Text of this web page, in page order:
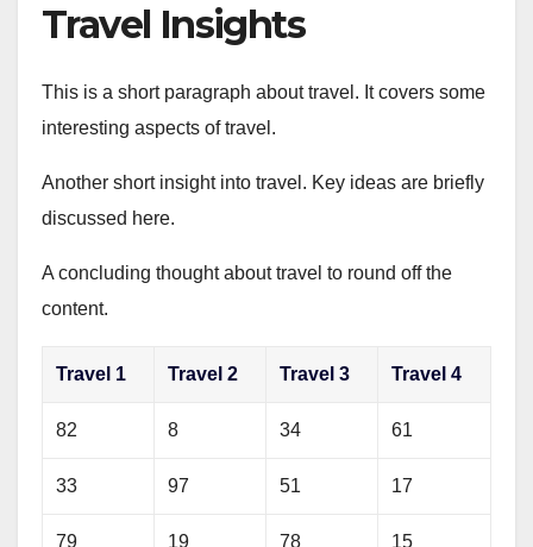
Travel Insights
This is a short paragraph about travel. It covers some
interesting aspects of travel.
Another short insight into travel. Key ideas are briefly
discussed here.
A concluding thought about travel to round off the
content.
Travel 1 Travel 2 Travel 3 Travel 4
82 8 34 61
33 97 51 17
79 19 78 15